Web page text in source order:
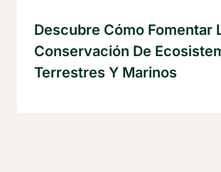
Descubre Cómo Fomentar
Conservación De
Terrestres Y Marinos